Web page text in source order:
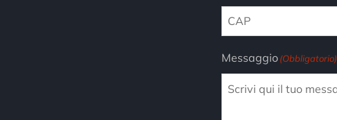
Messaggio (Obbligatorio)